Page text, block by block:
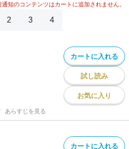
知のコンテンツはカートに追加されません。
2 3 4
カートに入れる
試し読み
お気に入り
あらすじを見る
カートに入れる